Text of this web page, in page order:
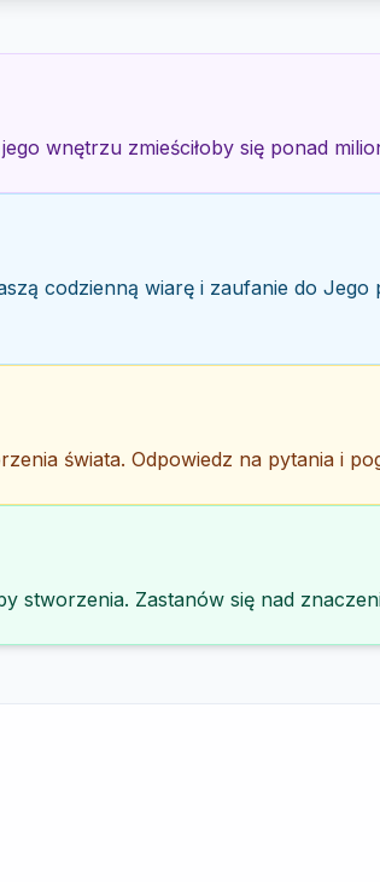
wnętrzu zmieściłoby się ponad
codzienną wiarę i zaufanie do
świata. Odpowiedz na pytania i
stworzenia. Zastanów się nad